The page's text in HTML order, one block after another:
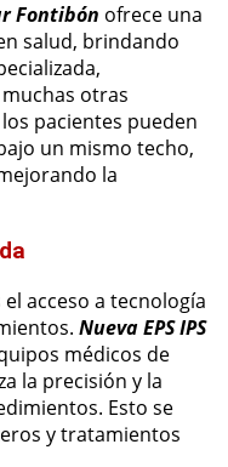
Fontibón ofrece una
salud, brindando
otras
pacientes pueden
un mismo techo,
la
acceso a tecnología
Nueva EPS IPS
médicos de
la precisión y la
Esto se
y tratamientos